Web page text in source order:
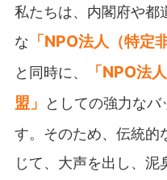
私たちは、内閣府や都
な 「NPO法人（特定
と同時に、
「NPO法
盟」
としての強力なバ
す。そのため、伝統的
じて、大声を出し、泥